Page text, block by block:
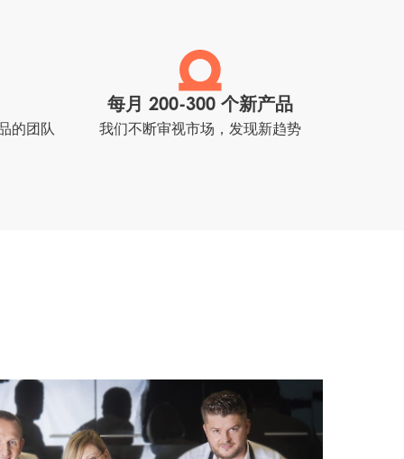
的团队
每月 200-300 个新产品
我们不断审视市场，发现新趋势